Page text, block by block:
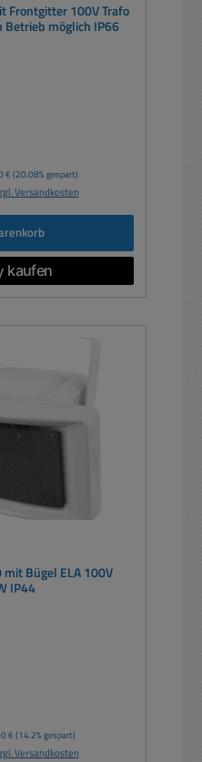
Frontgitter 100V Trafo
Betrieb möglich IP66
Preis:
€ (20.08% gespart)
Versandkosten
Bügel ELA 100V
IP44
Preis:
€(14.2% gespart)
Versandkosten